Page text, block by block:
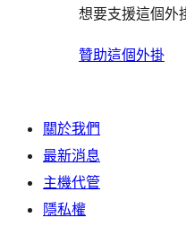
想要支援這個外
贊助這個外掛
關於我們
最新消息
主機代管
隱私權